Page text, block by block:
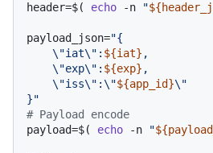
header=$( echo -n "
payload_json="{
    \"iat\":
${iat} ,
    \"exp\":
${exp} ,
    \"iss\":\"
${app_id}\"
}"
# Payload encode
payload=$( echo -n "